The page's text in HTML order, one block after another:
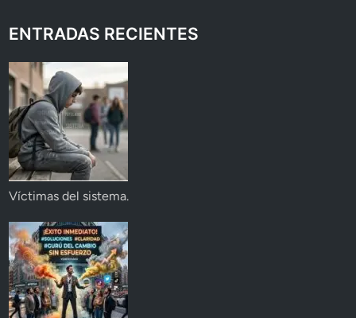
ENTRADAS RECIENTES
Víctimas del sistema.